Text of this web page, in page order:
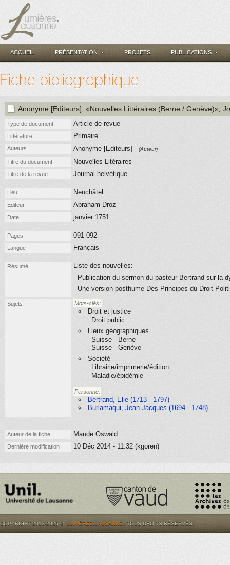
ACCUEIL PRÉSENTATION PROJETS PUBLICATIONS
Fiche bibliographique
Anonyme [Editeurs] , «Nouvelles Littéraires (Berne / Genève)» ,
Type de document Article de revue
Littérature Primaire
Auteurs Anonyme [Editeurs] (Auteur)
Titre du document Nouvelles Litéraires
Titre de la revue Journal helvétique
Lieu Neuchâtel
Editeur Abraham Droz
Date janvier 1751
Pages 091-092
Langue Français
Résumé
Liste des nouvelles:
- Publication du sermon du pasteur Bertrand sur la
- Une version posthume Des Principes du Droit
Sujets Mots-clés:
Droit et justice
Droit public
Lieux géographiques
Suisse - Berne
Suisse - Genève
Société
Librairie/imprimerie/édition
Maladie/épidémie
Personne:
Bertrand, Elie (1713 - 1797)
Burlamaqui, Jean-Jacques (1694 - 1748)
Auteur de la fiche Maude Oswald
Dernière modification 10 Déc 2014 - 11:32 (kgoren)
COPYRIGHT 2013-2026 © LUMIÈRES.LAUSANNE . TOUS DROITS RÉSERVÉS.